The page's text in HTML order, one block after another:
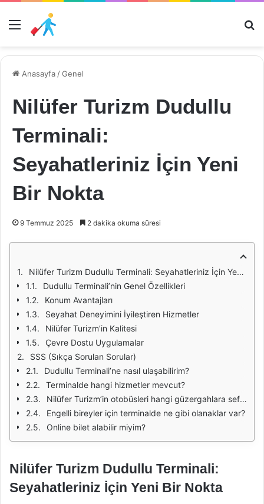
Menü
Anasayfa /Genel
Nilüfer Turizm Dudullu
Terminali:
Seyahatleriniz İçin Yeni
Bir Nokta
9 Temmuz 2025 2 dakika okuma süresi
Nilüfer Turizm Dudullu Terminali: Seyahatleriniz İçin Yeni Bir Nokta
Dudullu Terminali’nin Genel Özellikleri
Konum Avantajları
Seyahat Deneyimini İyileştiren Hizmetler
Nilüfer Turizm’in Kalitesi
Çevre Dostu Uygulamalar
SSS (Sıkça Sorulan Sorular)
Dudullu Terminali’ne nasıl ulaşabilirim?
Terminalde hangi hizmetler mevcut?
Nilüfer Turizm’in otobüsleri hangi güzergahlara sefer düzenliyor?
Engelli bireyler için terminalde ne gibi olanaklar var?
Online bilet alabilir miyim?
Nilüfer Turizm Dudullu Terminali:
Seyahatleriniz İçin Yeni Bir Nokta